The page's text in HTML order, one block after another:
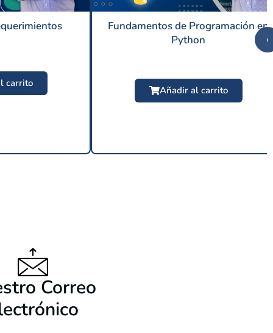
carrito
Fundamentos de Programación en
Python
Añadir al carrito
›
Correo